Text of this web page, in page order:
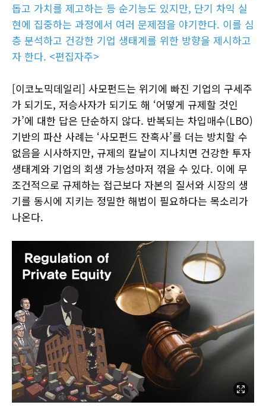
돕고 가치를 제고하는 등 순기능도 있지만, 단기 차익 실
현에 집중하는 과정에서 여러 문제점을 야기한다. 이를 심
층 분석하고 건강한 기업 생태계를 위한 방향을 제시하고
자 한다. <편집자주>
[이코노믹데일리] 사모펀드는 위기에 빠진 기업의 구세주
가 되기도, 저승사자가 되기도 해 ‘어떻게 규제할 것인
가’에 대한 답은 단순하지 않다. 반복되는 차입매수(LBO)
기반의 파산 사례는 ‘사모펀드 잔혹사’를 더는 방치할 수
없음을 시사하지만, 규제의 칼날이 지나치면 건강한 투자
생태계와 기업의 회생 가능성마저 꺾을 수 있다. 이에 무
조건적으로 규제하는 접근보다 자본의 질서와 시장의 생
기를 동시에 지키는 정밀한 해법이 필요하다는 목소리가
나온다.